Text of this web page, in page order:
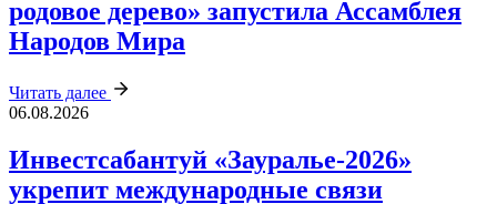
родовое дерево» запустила Ассамблея
Народов Мира
Читать далее
06.08.2026
Инвестсабантуй «Зауралье‑2026»
укрепит международные связи